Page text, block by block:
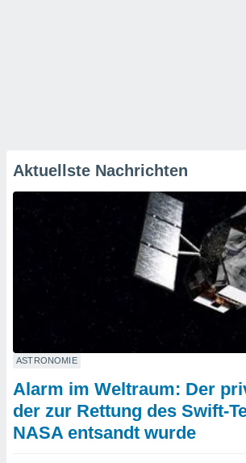
Aktuellste Nachrichten
ASTRONOMIE
Alarm im Weltraum: Der
der zur Rettung des Swift-
NASA entsandt wurde